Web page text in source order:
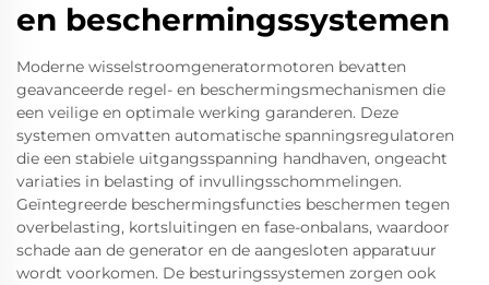
en beschermingssystemen
Moderne wisselstroomgeneratormotoren bevatten
geavanceerde regel- en beschermingsmechanismen die
een veilige en optimale werking garanderen. Deze
systemen omvatten automatische spanningsregulatoren
die een stabiele uitgangsspanning handhaven, ongeacht
variaties in belasting of invullingsschommelingen.
Geïntegreerde beschermingsfuncties beschermen tegen
overbelasting, kortsluitingen en fase-onbalans, waardoor
schade aan de generator en de aangesloten apparatuur
wordt voorkomen. De besturingssystemen zorgen ook